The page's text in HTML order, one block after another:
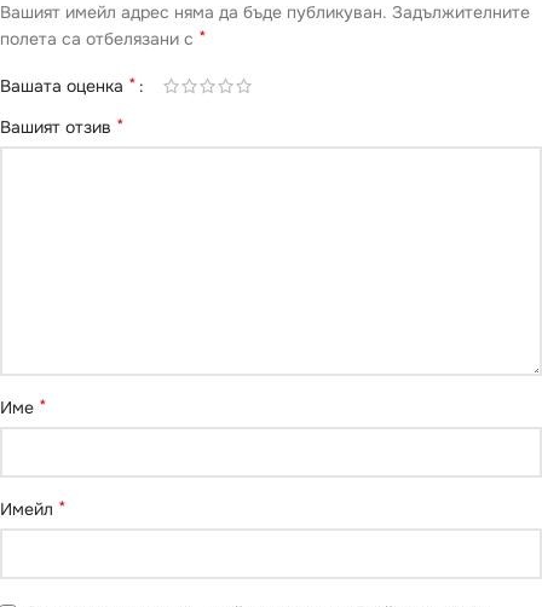
Вашият имейл адрес няма да бъде публикуван. Задължителните
полета са отбелязани с *
Вашата оценка *
Вашият отзив *
Име *
Имейл *